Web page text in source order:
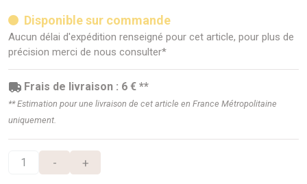
Disponible sur commande
Aucun délai d'expédition renseigné pour cet article, pour plus de
précision merci de nous consulter*
Frais de livraison : 6 € **
** Estimation pour une livraison de cet article en France Métropolitaine
uniquement.
- +